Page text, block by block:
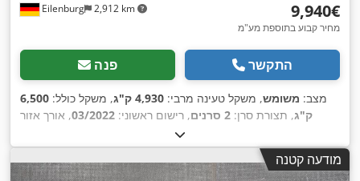
Eilenburg 2,912 km ‏9,940 ‏€
מחיר קבוע בתוספת מע"מ
פנה התקשר
מצב: משומש, משקל טעינה מרבי: 4,930 ק"ג , משקל כולל: 6,500
ק"ג, תצורת סרן: 2 סרנים , רישום ראשוני: 03/2022, אורך אזור
, רוחב שטח הטעינה:
2,545 מ"מ
, גובה כולל:2,850 מ"מ ,
מודעה קטנה